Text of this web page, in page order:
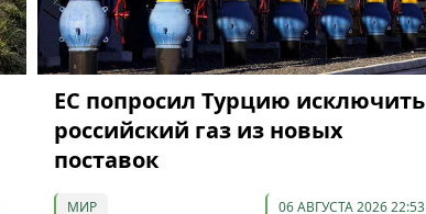
ЕС попросил Турцию исключить
российский газ из новых
поставок
МИР 06 АВГУСТА 2026 22:53